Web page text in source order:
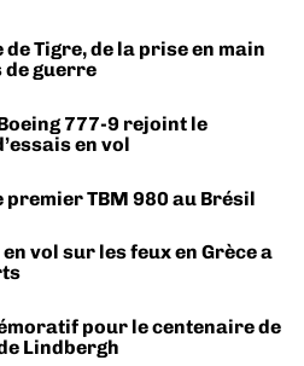
de Tigre, de la prise en main
de guerre
777-9 rejoint le
en vol
premier TBM 980 au Brésil
vol sur les feux en Grèce a
pour le centenaire de
Lindbergh